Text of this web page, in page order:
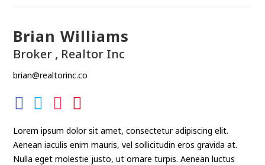
Brian Williams
Broker , Realtor Inc
brian@realtorinc.co
Lorem ipsum dolor sit amet, consectetur adipiscing elit.
Aenean iaculis enim mauris, vel sollicitudin eros gravida at.
Nulla eget molestie justo, ut ornare turpis. Aenean luctus